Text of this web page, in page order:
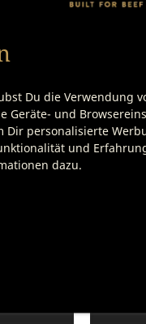
Du die Verwendung
Geräte- und
Dir personalisierte
und
dazu.